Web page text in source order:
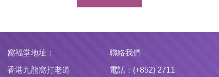
窩福堂地址：
香港九龍窩打老道
聯絡我們
電話：(+852) 2711